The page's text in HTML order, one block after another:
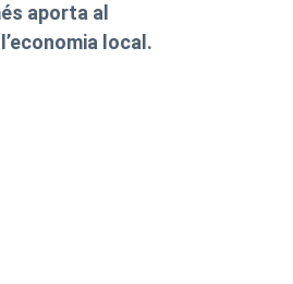
aporta al
local.